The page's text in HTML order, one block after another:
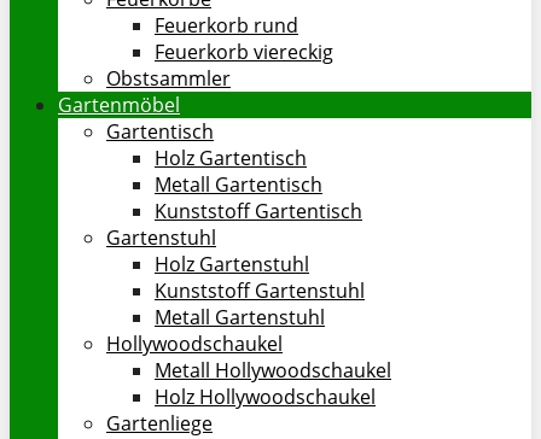
Feuerkorb rund
Feuerkorb viereckig
Obstsammler
Gartenmöbel
Gartentisch
Holz Gartentisch
Metall Gartentisch
Kunststoff Gartentisch
Gartenstuhl
Holz Gartenstuhl
Kunststoff Gartenstuhl
Metall Gartenstuhl
Hollywoodschaukel
Metall Hollywoodschaukel
Holz Hollywoodschaukel
Gartenliege